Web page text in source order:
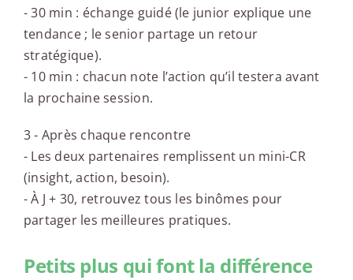
- 30 min : échange guidé (le junior explique une
tendance ; le senior partage un retour
stratégique).
- 10 min : chacun note l’action qu’il testera avant
la prochaine session.
3 - Après chaque rencontre
- Les deux partenaires remplissent un mini-CR
(insight, action, besoin).
- À J + 30, retrouvez tous les binômes pour
partager les meilleures pratiques.
Petits plus qui font la différence